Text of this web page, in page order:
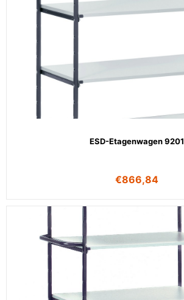
ESD-Etagenwagen 9201
€866,84